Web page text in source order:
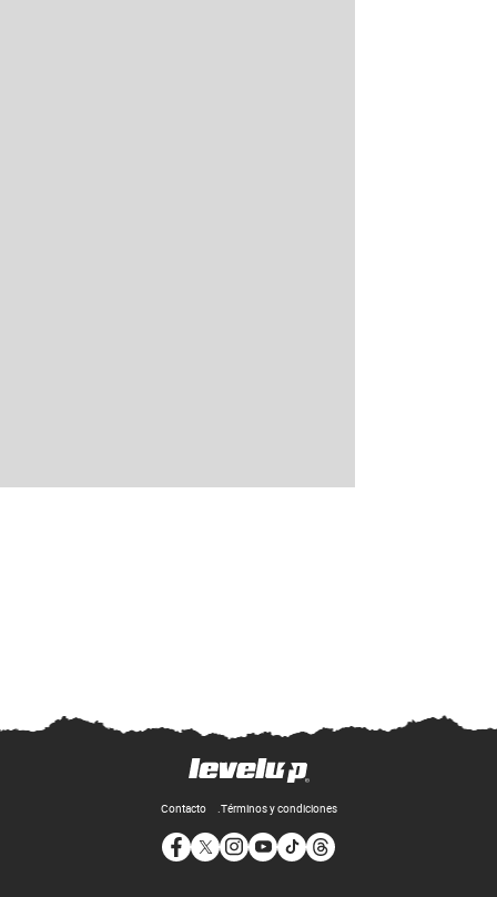
Contacto Términos y condiciones
Opens in new window
Opens in new window
Opens in new window
Opens in new window
Opens in new window
Opens in new window